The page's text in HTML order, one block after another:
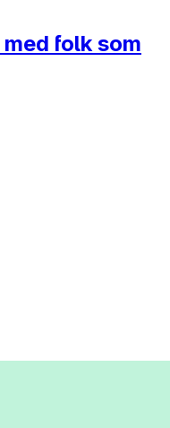
folk som